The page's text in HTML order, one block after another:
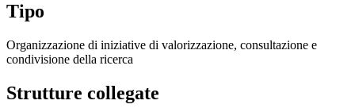
Tipo
Organizzazione di iniziative di valorizzazione, consultazione e
condivisione della ricerca
Strutture collegate